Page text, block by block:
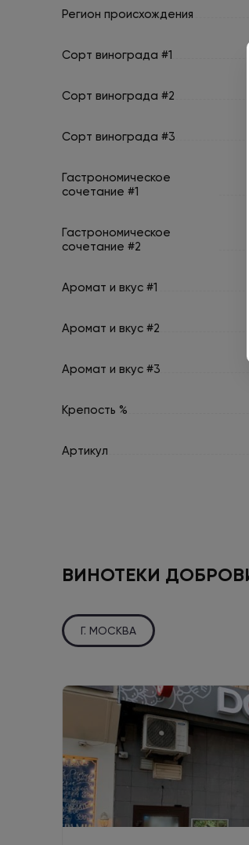
Регион происхождения
Сорт винограда #1
Сорт винограда #2
Сорт винограда #3
Гастрономическое
сочетание #1
Гастрономическое
сочетание #2
Аромат и вкус #1
Аромат и вкус #2
Аромат и вкус #3
Крепость %
Артикул
ВИНОТЕКИ
Г. МОСКВА